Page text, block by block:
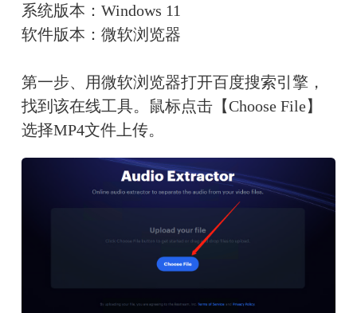
系统版本：Windows 11
软件版本：微软浏览器
第一步、用微软浏览器打开百度搜索引擎，
找到该在线工具。鼠标点击【Choose File】
选择MP4文件上传。